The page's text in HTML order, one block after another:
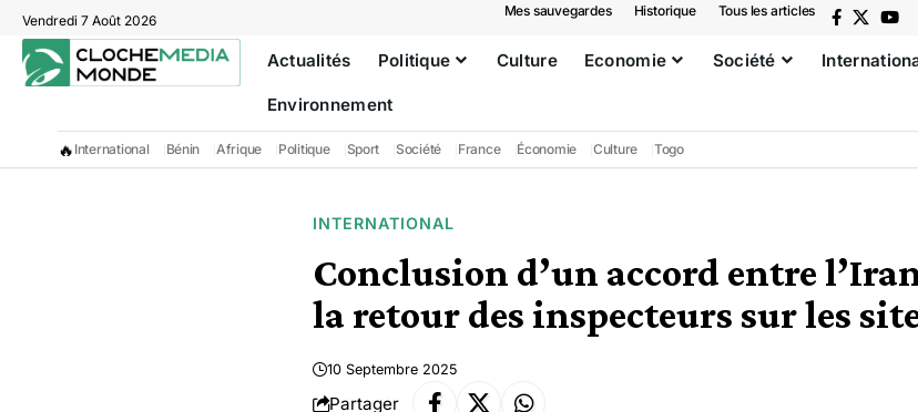
Vendredi 7 Août 2026
Mes sauvegardes Historique Tous les articles
Actualités Politique Culture Economie Société
Environnement
🔥 International Bénin Afrique Politique Sport Société France Économie Culture Togo
INTERNATIONAL
Conclusion d’un accord entre
la retour des inspecteurs sur les
10 Septembre 2025
Partager